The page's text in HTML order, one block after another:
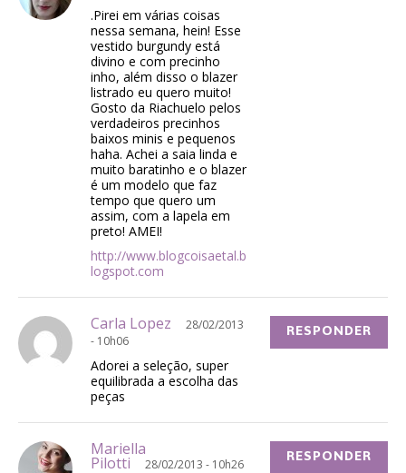
.Pirei em várias coisas
nessa semana, hein! Esse
vestido burgundy está
divino e com precinho
inho, além disso o blazer
listrado eu quero muito!
Gosto da Riachuelo pelos
verdadeiros precinhos
baixos minis e pequenos
haha. Achei a saia linda e
muito baratinho e o blazer
é um modelo que faz
tempo que quero um
assim, com a lapela em
preto! AMEI!
http://www.blogcoisaetal.b
logspot.com
Carla Lopez
28/02/2013
- 10h06
Adorei a seleção, super
equilibrada a escolha das
peças
RESPONDER
Mariella
Pilotti 28/02/2013 - 10h26 RESPONDER